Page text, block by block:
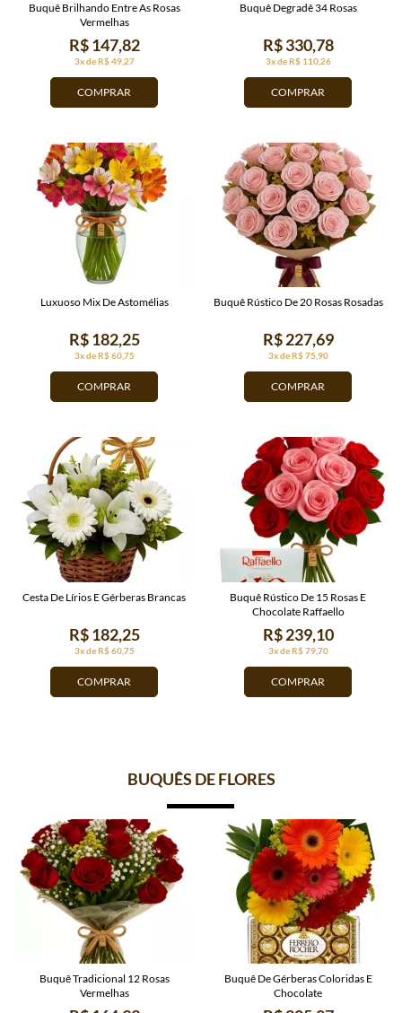
COMPRAR
3x de R$ 49,27
R$ 147,82
Buquê Brilhando Entre As Rosas
Vermelhas
COMPRAR
3x de R$ 110,26
R$ 330,78
Buquê Degradê 34 Rosas
COMPRAR
3x de R$ 60,75
R$ 182,25
Luxuoso Mix De Astomélias
COMPRAR
3x de R$ 75,90
R$ 227,69
Buquê Rústico De 20 Rosas Rosadas
COMPRAR
3x de R$ 60,75
R$ 182,25
Cesta De Lírios E Gérberas Brancas
COMPRAR
3x de R$ 79,70
R$ 239,10
Buquê Rústico De 15 Rosas E
Chocolate Raffaello
BUQUÊS DE FLORES
Buquê Tradicional 12 Rosas
Vermelhas
Buquê De Gérberas Coloridas E
Chocolate